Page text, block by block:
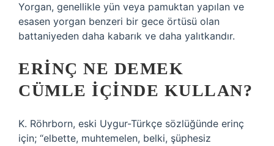
Yorgan, genellikle yün veya pamuktan yapılan ve
esasen yorgan benzeri bir gece örtüsü olan
battaniyeden daha kabarık ve daha yalıtkandır.
ERINÇ NE DEMEK
CÜMLE IÇINDE KULLAN?
K. Röhrborn, eski Uygur-Türkçe sözlüğünde erinç
için; “elbette, muhtemelen, belki, şüphesiz